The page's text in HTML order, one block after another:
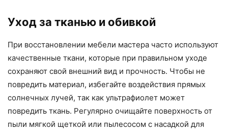
Уход за тканью и обивкой
При восстановлении мебели мастера часто используют
качественные ткани, которые при правильном уходе
сохраняют свой внешний вид и прочность. Чтобы не
повредить материал, избегайте воздействия прямых
солнечных лучей, так как ультрафиолет может
повредить ткань. Регулярно очищайте поверхность от
пыли мягкой щеткой или пылесосом с насадкой для